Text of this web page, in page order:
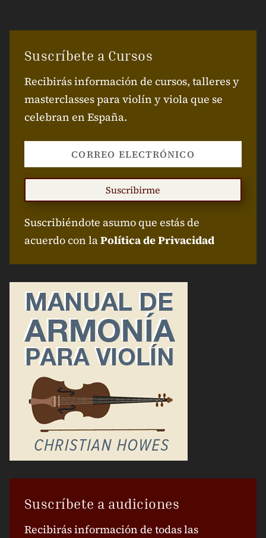
Suscríbete a Cursos
Recibirás información de cursos, talleres y
masterclasses para violín y viola que se
celebran en España.
Suscribirme
Suscribiéndote asumo que estás de
acuerdo con laPolítica de Privacidad
Suscríbete a audiciones
Recibirás información de todas las